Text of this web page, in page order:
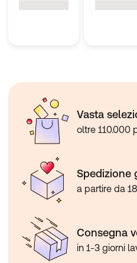
Vasta
oltre 110.000
Spedizione
a partire da
Consegna
in 1-3 giorni